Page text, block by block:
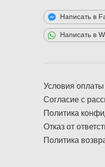
Написать в
Написать в
Условия оплаты
Согласие с
Политика
Отказ от
Политика